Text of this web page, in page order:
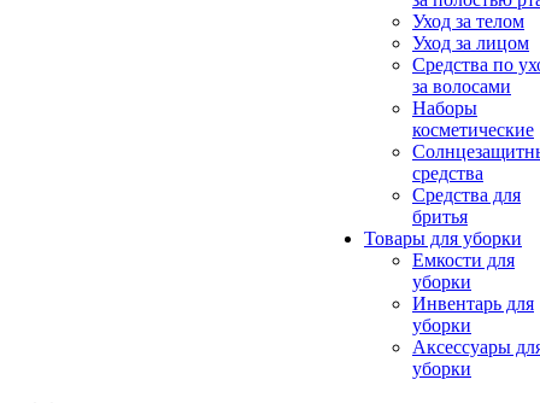
Уход за телом
Уход за лицом
Средства по
за волосами
Наборы
косметические
средства
Средства для
бритья
Товары для уборки
Емкости для
уборки
Инвентарь для
уборки
Аксессуары
уборки